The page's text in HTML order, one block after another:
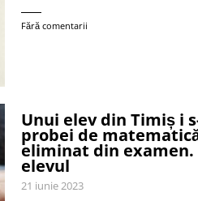
Fără comentarii
Unui elev din Timiș i
probei de
eliminat din
elevul
21 iunie 2023